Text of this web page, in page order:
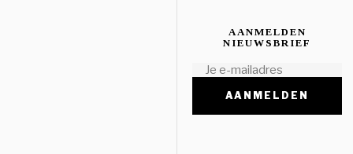
AANMELDEN
NIEUWSBRIEF